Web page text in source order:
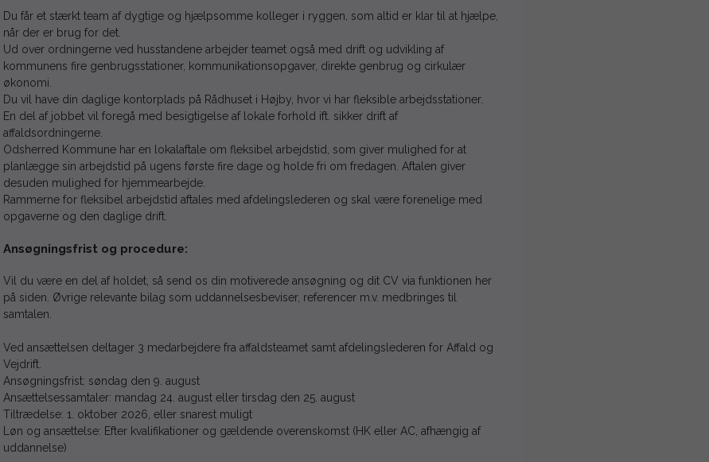
Du får et stærkt team af dygtige og hjælpsomme kolleger i ryggen, som altid er klar til at hjælpe,
når der er brug for det.
Ud over ordningerne ved husstandene arbejder teamet også med drift og udvikling af
kommunens fire genbrugsstationer, kommunikationsopgaver, direkte genbrug og cirkulær
økonomi.
Du vil have din daglige kontorplads på Rådhuset i Højby, hvor vi har fleksible arbejdsstationer.
En del af jobbet vil foregå med besigtigelse af lokale forhold ift. sikker drift af
affaldsordningerne.
Odsherred Kommune har en lokalaftale om fleksibel arbejdstid, som giver mulighed for at
planlægge sin arbejdstid på ugens første fire dage og holde fri om fredagen. Aftalen giver
desuden mulighed for hjemmearbejde.
Rammerne for fleksibel arbejdstid aftales med afdelingslederen og skal være forenelige med
opgaverne og den daglige drift.
Ansøgningsfrist og procedure:
Vil du være en del af holdet, så send os din motiverede ansøgning og dit CV via funktionen her
på siden. Øvrige relevante bilag som uddannelsesbeviser, referencer m.v. medbringes til
samtalen.
Ved ansættelsen deltager 3 medarbejdere fra affaldsteamet samt afdelingslederen for Affald og
Vejdrift.
Ansøgningsfrist: søndag den 9. august
Ansættelsessamtaler: mandag 24. august eller tirsdag den 25. august
Tiltrædelse: 1. oktober 2026, eller snarest muligt
Løn og ansættelse: Efter kvalifikationer og gældende overenskomst (HK eller AC, afhængig af
uddannelse)